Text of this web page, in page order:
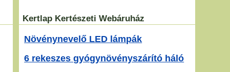
Kertlap Kertészeti Webáruház
Növénynevelő LED lámpák
6 rekeszes gyógynövényszárító háló